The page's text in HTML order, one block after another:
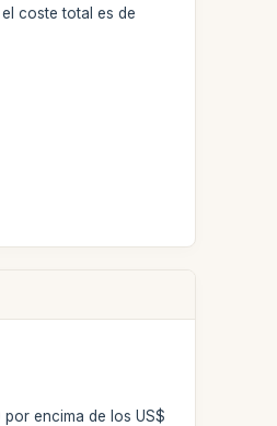
coste total es de
encima de los US$